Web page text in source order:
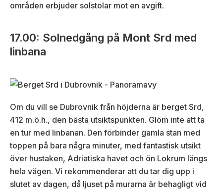
områden erbjuder solstolar mot en avgift.
17.00: Solnedgång på Mont Srd med
linbana
Om du vill se Dubrovnik från höjderna är berget Srd,
412 m.ö.h., den bästa utsiktspunkten. Glöm inte att ta
en tur med linbanan. Den förbinder gamla stan med
toppen på bara några minuter, med fantastisk utsikt
över hustaken, Adriatiska havet och ön Lokrum längs
hela vägen. Vi rekommenderar att du tar dig upp i
slutet av dagen, då ljuset på murarna är behagligt vid